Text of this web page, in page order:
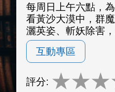
每周日上午六點，
看黃沙大漠中，群
灑英姿、斬妖除害
互動專區
評分: ★★★